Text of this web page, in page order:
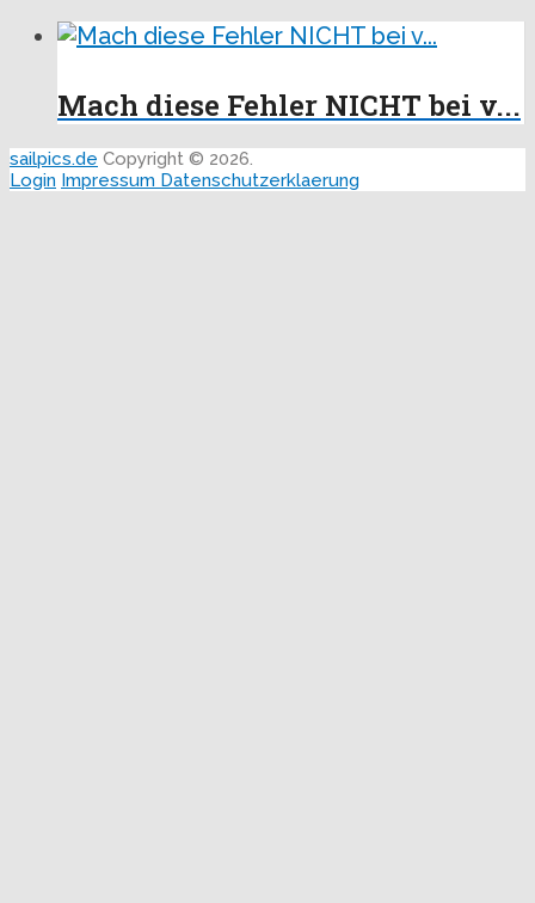
Mach diese Fehler NICHT bei v...
sailpics.de Copyright © 2026.
Login Impressum Datenschutzerklaerung